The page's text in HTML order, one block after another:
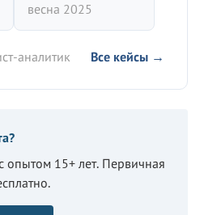
весна 2025
аналитик Все кейсы →
15+ лет. Первичная